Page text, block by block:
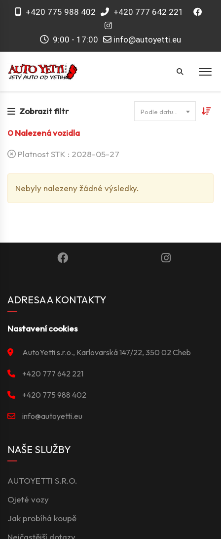
+420 775 988 402 +420 777 642 221
9:00 - 17:00 info@autoyetti.eu
Zobrazit filtr
0Nalezená vozidla
Platnost STK : 2028-05-27
Nebyly nalezeny žádné výsledky.
ADRESA A KONTAKTY
Nastavení cookies
AutoYetti s.r.o., Karlovarská 147/22, 350 02 Cheb
+420 777 642 221
+420 775 988 402
info@autoyetti.eu
NAŠE SLUŽBY
AUTOYETTI S.R.O.
Ojeté vozy
Jak probíhá koupě
Nejčastější dotazy